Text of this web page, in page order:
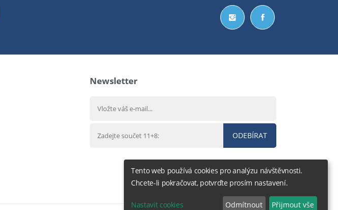
Newsletter
ODEBÍRAT
Tento web používá cookies pro analýzu návštěvnosti.
Chcete-li pokračovat, potvrďte prosím nastavení.
Nastavit cookies Odmítnout Přijmout vše